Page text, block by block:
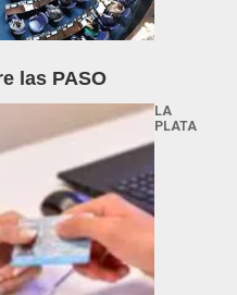
las PASO
LA
PLATA